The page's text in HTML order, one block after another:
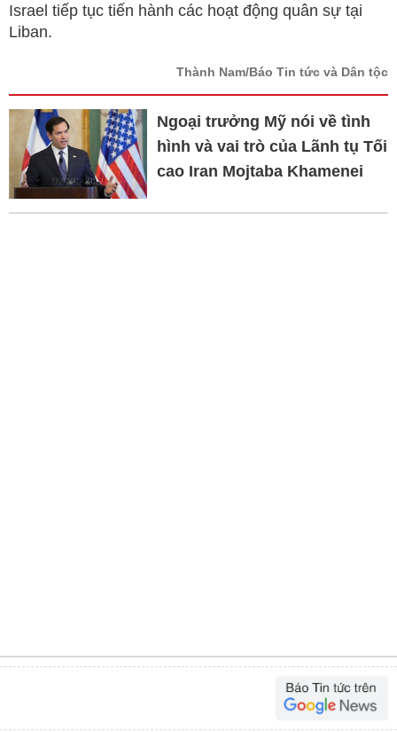
Israel tiếp tục tiến hành các hoạt động quân sự tại
Liban.
Thành Nam/Báo Tin tức và Dân tộc
Ngoại trưởng Mỹ nói về tình
hình và vai trò của Lãnh tụ Tối
cao Iran Mojtaba Khamenei